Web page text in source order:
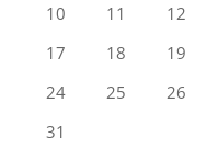
10
11 12
17
18 19
24
25 26
31